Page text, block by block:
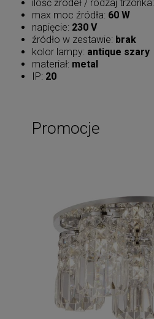
ilość źródeł / rodzaj trzonka:
max moc źródła: 60 W
napięcie: 230 V
źródło w zestawie: brak
kolor lampy: antique szary
materiał: metal
IP: 20
Promocje